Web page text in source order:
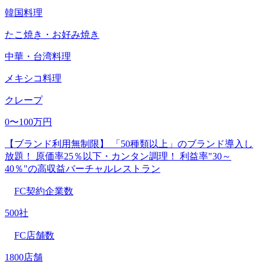
韓国料理
たこ焼き・お好み焼き
中華・台湾料理
メキシコ料理
クレープ
0〜100万円
【ブランド利用無制限】 「50種類以上」のブランド導入し
放題！ 原価率25％以下・カンタン調理！ 利益率"30～
40％"の高収益バーチャルレストラン
FC契約企業数
500社
FC店舗数
1800店舗